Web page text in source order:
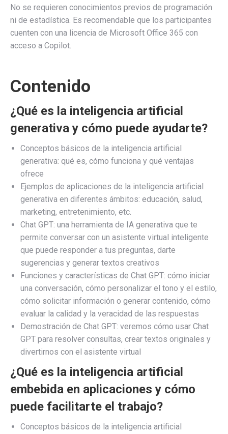
No se requieren conocimientos previos de programación
ni de estadística. Es recomendable que los participantes
cuenten con una licencia de Microsoft Office 365 con
acceso a Copilot.
Contenido
¿Qué es la inteligencia artificial
generativa y cómo puede ayudarte?
Conceptos básicos de la inteligencia artificial
generativa: qué es, cómo funciona y qué ventajas
ofrece
Ejemplos de aplicaciones de la inteligencia artificial
generativa en diferentes ámbitos: educación, salud,
marketing, entretenimiento, etc.
Chat GPT: una herramienta de IA generativa que te
permite conversar con un asistente virtual inteligente
que puede responder a tus preguntas, darte
sugerencias y generar textos creativos
Funciones y características de Chat GPT: cómo iniciar
una conversación, cómo personalizar el tono y el estilo,
cómo solicitar información o generar contenido, cómo
evaluar la calidad y la veracidad de las respuestas
Demostración de Chat GPT: veremos cómo usar Chat
GPT para resolver consultas, crear textos originales y
divertirnos con el asistente virtual
¿Qué es la inteligencia artificial
embebida en aplicaciones y cómo
puede facilitarte el trabajo?
Conceptos básicos de la inteligencia artificial